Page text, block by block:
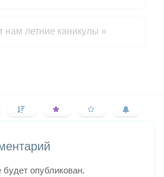
нам летние каникулы »
опубликован.